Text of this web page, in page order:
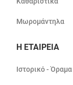
Μωρομάντηλα
Η ΕΤΑΙΡΕΙΑ
Ιστορικό - Όραμα